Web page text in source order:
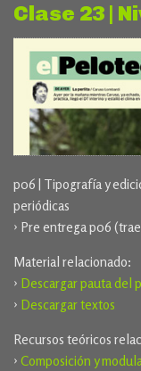
Clase 23 |
p06 | Tipografía y
periódicas
› Pre entrega p06
Material relacionado:
› Descargar pauta del
› Descargar textos
Recursos teóricos
› Composición y